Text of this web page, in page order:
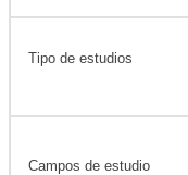
Tipo de estudios
Campos de estudio